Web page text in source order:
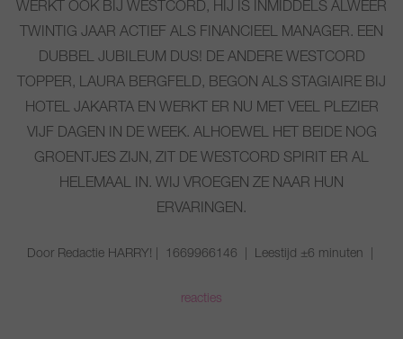
WERKT OOK BIJ WESTCORD, HIJ IS INMIDDELS ALWEER
TWINTIG JAAR ACTIEF ALS FINANCIEEL MANAGER. EEN
DUBBEL JUBILEUM DUS! DE ANDERE WESTCORD
TOPPER, LAURA BERGFELD, BEGON ALS STAGIAIRE BIJ
HOTEL JAKARTA EN WERKT ER NU MET VEEL PLEZIER
VIJF DAGEN IN DE WEEK. ALHOEWEL HET BEIDE NOG
GROENTJES ZIJN, ZIT DE WESTCORD SPIRIT ER AL
HELEMAAL IN. WIJ VROEGEN ZE NAAR HUN
ERVARINGEN.
Door Redactie HARRY! | 1669966146 | Leestijd ±6 minuten |
reacties